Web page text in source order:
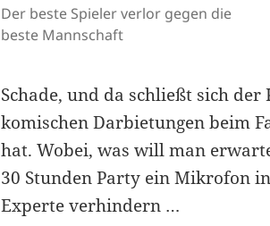
Der beste Spieler verlor gegen die
beste Mannschaft
Schade, und da schließt sich
komischen Darbietungen beim
hat. Wobei, was will man
30 Stunden Party ein Mikrofon
Experte verhindern …